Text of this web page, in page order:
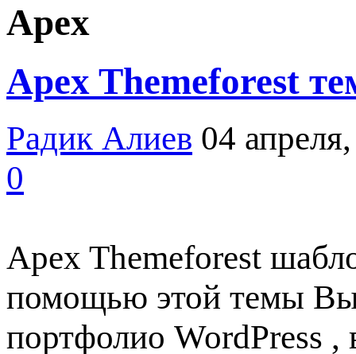
Apex
Apex Themeforest
Радик Алиев 04
0
Apex Themeforest
помощью этой темы Вы
портфолио WordPress ,